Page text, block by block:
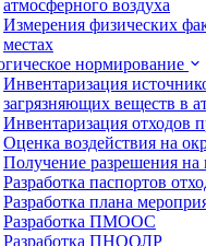
атмосферного воздуха
Измерения физических
местах
нормирование
Инвентаризация
загрязняющих веществ в
Инвентаризация отходов
Оценка воздействия на
Получение разрешения
Разработка паспортов
Разработка плана
Разработка ПМООС
Разработка ПНООЛР